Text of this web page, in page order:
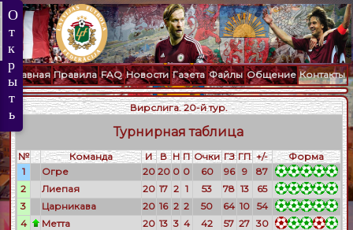
Главная Правила FAQ Новости Газета Файлы Общение Контакты
Вирслига. 20-й тур.
Турнирная таблица
№ Команда И В Н П Очки ГЗ ГП +/-
Форма
1
Огре 20 20 0 0 60 96 9
87
2
Лиепая 20 17 2 1 53 78 13
65
3
Царникава 20 16 2 2 50 64 10
54
4
Метта 20 13 3 4 42 57 27 30